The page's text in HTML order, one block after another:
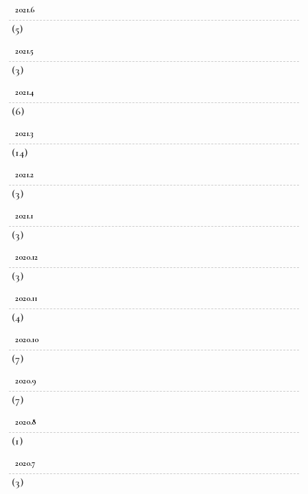
2021.6
(5)
2021.5
(3)
2021.4
(6)
2021.3
(14)
2021.2
(3)
2021.1
(3)
2020.12
(3)
2020.11
(4)
2020.10
(7)
2020.9
(7)
2020.8
(1)
2020.7
(3)